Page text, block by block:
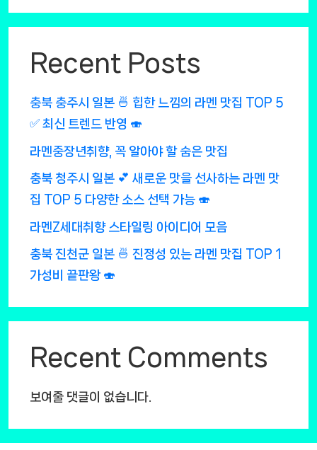
Recent Posts
충북 충주시 일본 🍜 힙한 느낌의 라멘 맛집 TOP 5
✅ 최신 트렌드 반영 🍣
라멘중장년취향, 꼭 알아야 할 숨은 맛집
충북 청주시 일본 💕 새로운 맛을 선사하는 라멘 맛
집 TOP 5 다양한 소스 선택 가능 🍣
라멘Z세대취향 스타일링 아이디어 모음
충북 진천군 일본 🍜 진정성 있는 라멘 맛집 TOP 1
가성비 끝판왕 🍣
Recent Comments
보여줄 댓글이 없습니다.